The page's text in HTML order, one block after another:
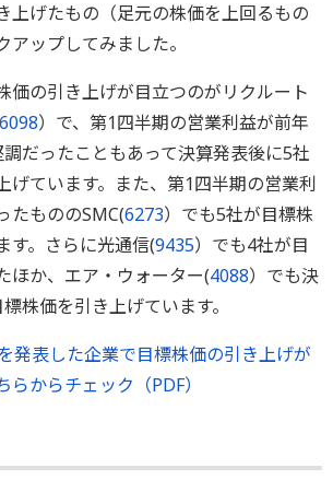
上げたもの（足元の株価を上回るもの
ップしてみました。
価の引き上げが目立つのがリクルート
6098）で、第1四半期の営業利益が前年
だったこともあって決算発表後に5社
げています。また、第1四半期の営業利
たもののSMC(6273）でも5社が目標株
す。さらに光通信(9435）でも4社が目
ほか、エア・ウォーター(4088）でも決
株価を引き上げています。
発表した企業で目標株価の引き上げが
からチェック（PDF）